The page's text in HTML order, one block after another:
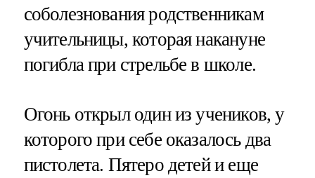
соболезнования родственникам
учительницы, которая накануне
погибла при стрельбе в школе.
Огонь открыл один из учеников, у
которого при себе оказалось два
пистолета. Пятеро детей и еще